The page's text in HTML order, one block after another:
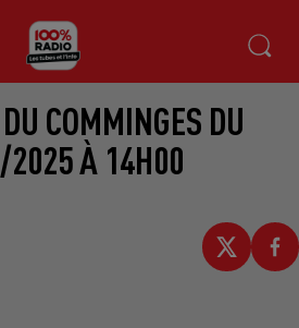
COMMINGES DU
À 14H00